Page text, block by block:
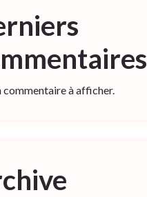
commentaire à afficher.